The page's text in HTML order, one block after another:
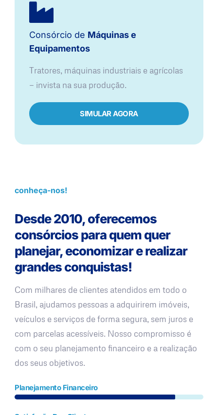
Consórcio de Máquinas e
Equipamentos
Tratores, máquinas industriais e agrícolas
— invista na sua produção.
SIMULAR AGORA
conheça-nos!
Desde 2010, oferecemos
consórcios para quem quer
planejar, economizar e realizar
grandes conquistas!
Com milhares de clientes atendidos em todo o
Brasil, ajudamos pessoas a adquirirem imóveis,
veículos e serviços de forma segura, sem juros e
com parcelas acessíveis. Nosso compromisso é
com o seu planejamento financeiro e a realização
dos seus objetivos.
Planejamento Financeiro